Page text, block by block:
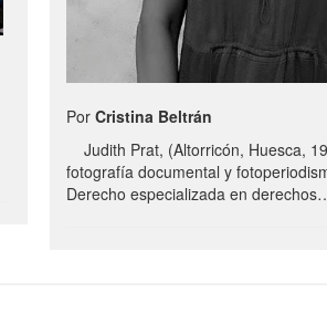
PorCristina Beltrán
Judith Prat, (Altorricón, Huesca,
fotografía documental y
Derecho especializada en